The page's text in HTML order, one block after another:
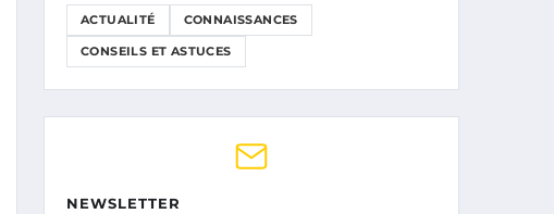
ACTUALITÉ CONNAISSANCES
CONSEILS ET ASTUCES
NEWSLETTER